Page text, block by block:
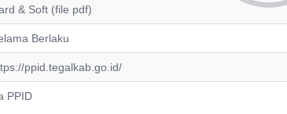
& Soft (file pdf)
Berlaku
ppid.tegalkab.go.id/
PPID